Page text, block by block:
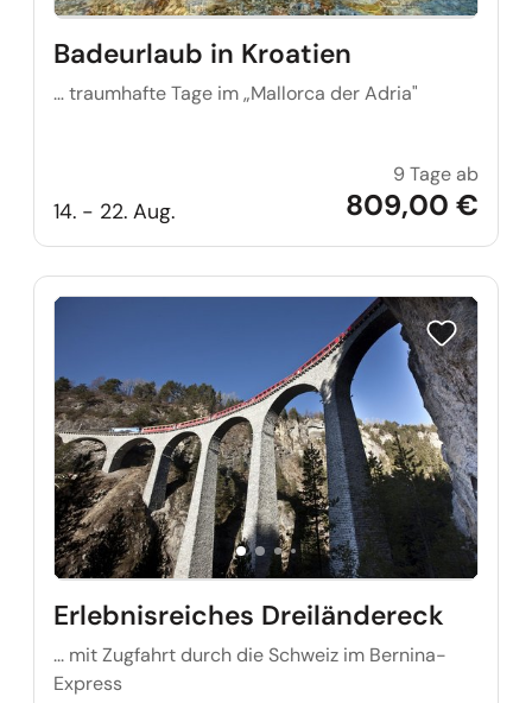
Badeurlaub in Kroatien
… traumhafte Tage im „Mallorca der Adria"
14. - 22. Aug.
9 Tage ab
809,00 €
Reise auf
Erlebnisreiches Dreiländereck
... mit Zugfahrt durch die Schweiz im Bernina-
Express